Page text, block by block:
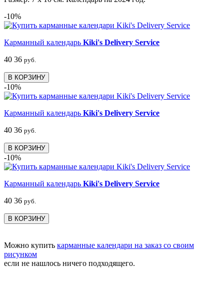
-10%
Карманный календарь Kiki's Delivery Service
40 36 руб.
В КОРЗИНУ
-10%
Карманный календарь Kiki's Delivery Service
40 36 руб.
В КОРЗИНУ
-10%
Карманный календарь Kiki's Delivery Service
40 36 руб.
В КОРЗИНУ
Можно купить карманные календари на заказ со своим
рисунком
если не нашлось ничего подходящего.